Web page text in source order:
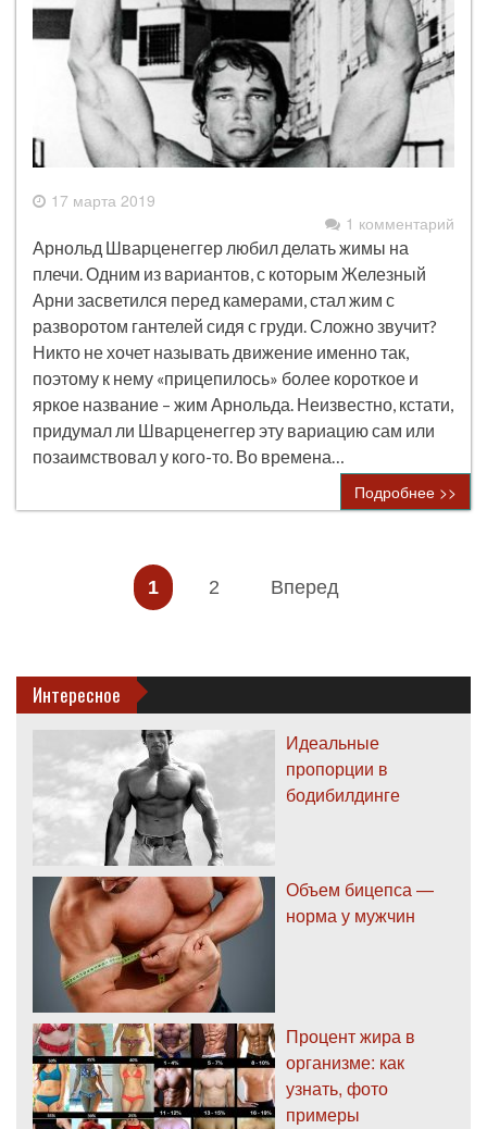
17 марта 2019
1 комментарий
Арнольд Шварценеггер любил делать жимы на
плечи. Одним из вариантов, с которым Железный
Арни засветился перед камерами, стал жим с
разворотом гантелей сидя с груди. Сложно звучит?
Никто не хочет называть движение именно так,
поэтому к нему «прицепилось» более короткое и
яркое название – жим Арнольда. Неизвестно, кстати,
придумал ли Шварценеггер эту вариацию сам или
позаимствовал у кого-то. Во времена…
Подробнее >>
1 2 Вперед
Интересное
Идеальные
пропорции в
бодибилдинге
Объем бицепса —
норма у мужчин
Процент жира в
организме: как
узнать, фото
примеры